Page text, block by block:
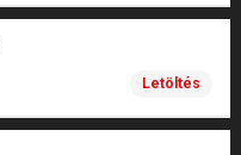
Letöltés